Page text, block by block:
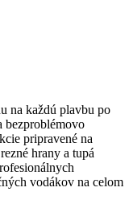
na každú plavbu po
bezproblémovo
pripravené na
hrany a tupá
vodákov na celom